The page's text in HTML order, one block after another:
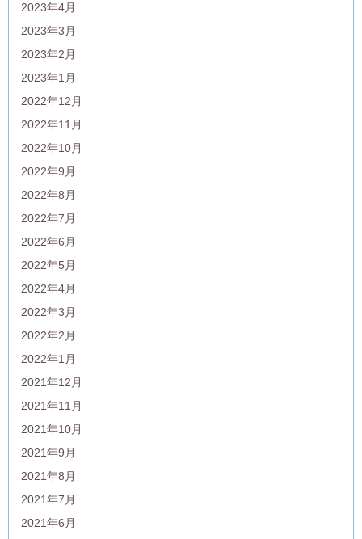
2023年4月
2023年3月
2023年2月
2023年1月
2022年12月
2022年11月
2022年10月
2022年9月
2022年8月
2022年7月
2022年6月
2022年5月
2022年4月
2022年3月
2022年2月
2022年1月
2021年12月
2021年11月
2021年10月
2021年9月
2021年8月
2021年7月
2021年6月